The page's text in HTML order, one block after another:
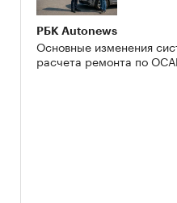
РБК Autonews
Основные изменения
расчета ремонта по